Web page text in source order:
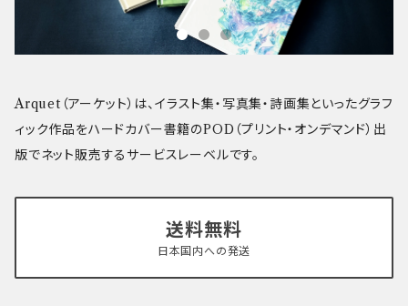
Arquet（アーケット）は、イラスト集・写真集・詩画集といったグラフ
ィック作品をハードカバー書籍のPOD（プリント・オンデマンド）出
版でネット販売するサービスレーベルです。
送料無料
日本国内への発送